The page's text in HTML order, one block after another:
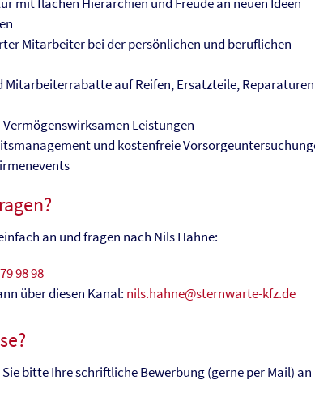
Mitarbeiter bei der persönlichen und beruflichen
auf Reifen, Ersatzteile,
Leistungen
und kostenfreie
an und fragen nach Nils Hahne:
98 98
über diesen Kanal: nils.hahne@sternwarte-kfz.de
bitte Ihre schriftliche Bewerbung (gerne per Mail) an